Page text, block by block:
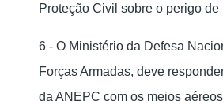
Proteção Civil sobre o perigo de
6 - O Ministério da Defesa
Forças Armadas, deve
da ANEPC com os meios